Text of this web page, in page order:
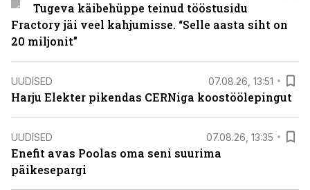
Tugeva käibehüppe teinud tööstusidu
Fractory jäi veel kahjumisse. “Selle aasta siht on
20 miljonit”
UUDISED 07.08.26, 13:51
Harju Elekter pikendas CERNiga koostöölepingut
UUDISED 07.08.26, 13:35
Enefit avas Poolas oma seni suurima
päikesepargi